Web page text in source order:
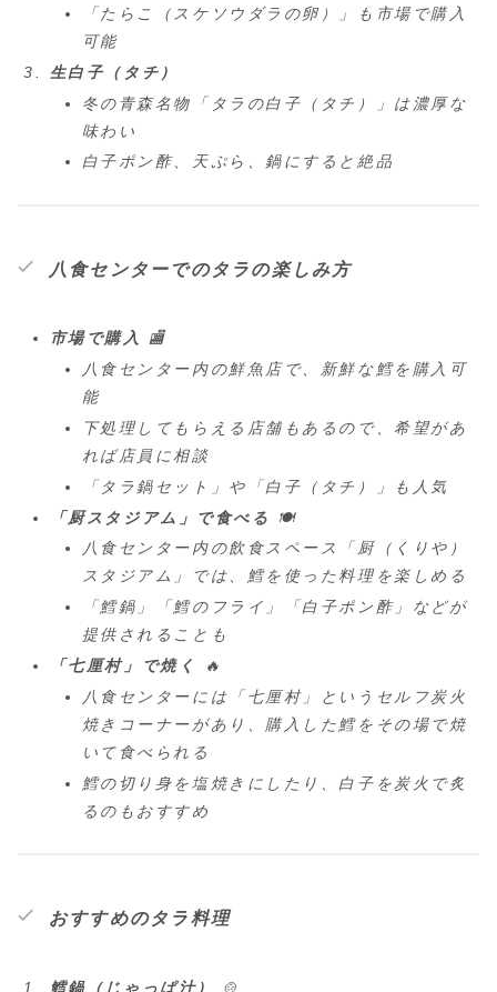
「たらこ（スケソウダラの卵）」も市場で購入
可能
生白子（タチ）
冬の青森名物「タラの白子（タチ）」は濃厚な
味わい
白子ポン酢、天ぷら、鍋にすると絶品
八食センターでのタラの楽しみ方
市場で購入
🏬
八食センター内の鮮魚店で、新鮮な鱈を購入可
能
下処理してもらえる店舗もあるので、希望があ
れば店員に相談
「タラ鍋セット」や「白子（タチ）」も人気
「厨スタジアム」で食べる
🍽
八食センター内の飲食スペース「厨（くりや）
スタジアム」では、鱈を使った料理を楽しめる
「鱈鍋」「鱈のフライ」「白子ポン酢」などが
提供されることも
「七厘村」で焼く
🔥
八食センターには「七厘村」というセルフ炭火
焼きコーナーがあり、購入した鱈をその場で焼
いて食べられる
鱈の切り身を塩焼きにしたり、白子を炭火で炙
るのもおすすめ
おすすめのタラ料理
鱈鍋（じゃっぱ汁） 🍲